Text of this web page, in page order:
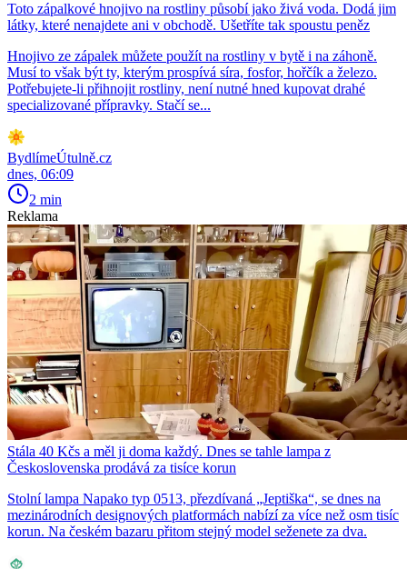
Toto zápalkové hnojivo na rostliny působí jako živá voda. Dodá jim
látky, které nenajdete ani v obchodě. Ušetříte tak spoustu peněz
Hnojivo ze zápalek můžete použít na rostliny v bytě i na záhoně.
Musí to však být ty, kterým prospívá síra, fosfor, hořčík a železo.
Potřebujete-li přihnojit rostliny, není nutné hned kupovat drahé
specializované přípravky. Stačí se...
BydlímeÚtulně.cz
dnes, 06:09
2 min
Reklama
Stála 40 Kčs a měl ji doma každý. Dnes se tahle lampa z
Československa prodává za tisíce korun
Stolní lampa Napako typ 0513, přezdívaná „Jeptiška“, se dnes na
mezinárodních designových platformách nabízí za více než osm tisíc
korun. Na českém bazaru přitom stejný model seženete za dva.